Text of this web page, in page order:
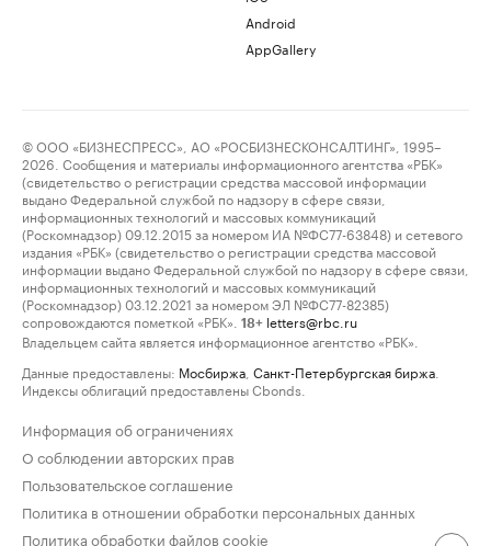
Android
AppGallery
© ООО «БИЗНЕСПРЕСС», АО «РОСБИЗНЕСКОНСАЛТИНГ», 1995–
2026. Сообщения и материалы информационного агентства «РБК»
(свидетельство о регистрации средства массовой информации
выдано Федеральной службой по надзору в сфере связи,
информационных технологий и массовых коммуникаций
(Роскомнадзор) 09.12.2015 за номером ИА №ФС77-63848) и сетевого
издания «РБК» (свидетельство о регистрации средства массовой
информации выдано Федеральной службой по надзору в сфере связи,
информационных технологий и массовых коммуникаций
(Роскомнадзор) 03.12.2021 за номером ЭЛ №ФС77-82385)
сопровождаются пометкой «РБК».
18+ letters@rbc.ru
Владельцем сайта является информационное агентство «РБК».
Данные предоставлены: Мосбиржа Санкт-Петербургская биржа
Индексы облигаций предоставлены Cbonds.
Информация об ограничениях
О соблюдении авторских прав
Пользовательское соглашение
Политика в отношении обработки персональных данных
Политика обработки файлов cookie